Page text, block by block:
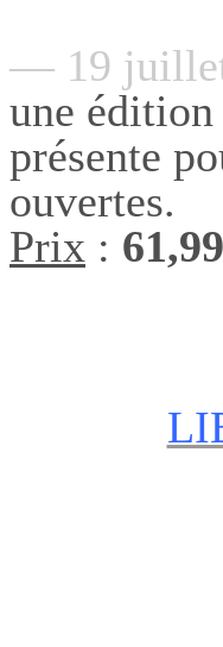
— 19
une
présente
ouvertes.
Prix :